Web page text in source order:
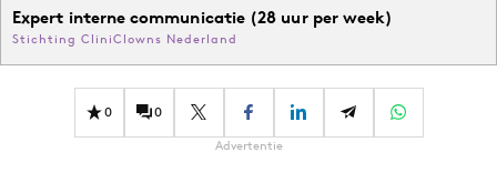
Expert interne communicatie (28 uur per week)
Stichting CliniClowns Nederland
0 0
Advertentie